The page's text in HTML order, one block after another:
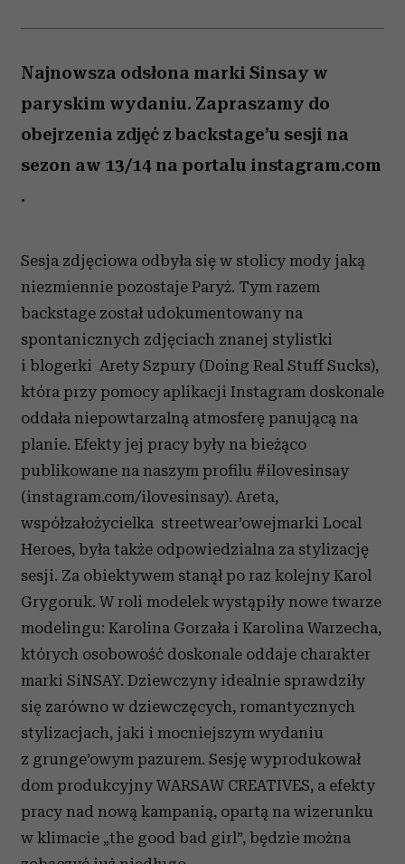
Najnowsza odsłona marki Sinsay w
paryskim wydaniu. Zapraszamy do
obejrzenia zdjęć z backstage’u sesji na
sezon aw 13/14 na portalu instagram.com
.
Sesja zdjęciowa odbyła się w stolicy mody jaką
niezmiennie pozostaje Paryż. Tym razem
backstage został udokumentowany na
spontanicznych zdjęciach znanej stylistki
i blogerki Arety Szpury (Doing Real Stuff Sucks),
która przy pomocy aplikacji Instagram doskonale
oddała niepowtarzalną atmosferę panującą na
planie. Efekty jej pracy były na bieżąco
publikowane na naszym profilu #ilovesinsay
(instagram.com/ilovesinsay). Areta,
współzałożycielka streetwear’owejmarki Local
Heroes, była także odpowiedzialna za stylizację
sesji. Za obiektywem stanął po raz kolejny Karol
Grygoruk. W roli modelek wystąpiły nowe twarze
modelingu: Karolina Gorzała i Karolina Warzecha,
których osobowość doskonale oddaje charakter
marki SiNSAY. Dziewczyny idealnie sprawdziły
się zarówno w dziewczęcych, romantycznych
stylizacjach, jaki i mocniejszym wydaniu
z grunge’owym pazurem. Sesję wyprodukował
dom produkcyjny WARSAW CREATIVES, a efekty
pracy nad nową kampanią, opartą na wizerunku
w klimacie „the good bad girl”, będzie można